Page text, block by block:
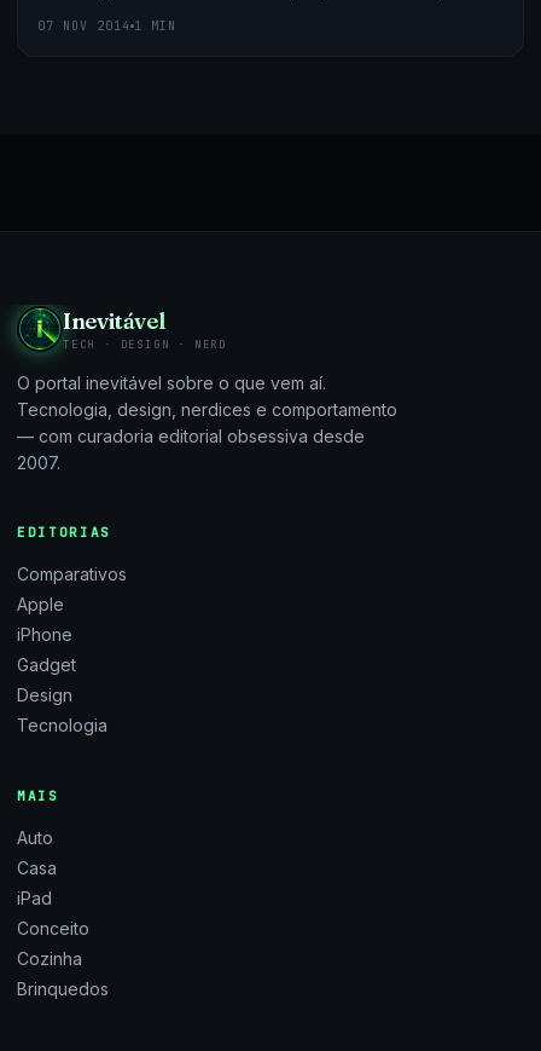
07 NOV 2014 1 MIN
Inevitável
TECH · DESIGN · NERD
O portal inevitável sobre o que vem aí.
Tecnologia, design, nerdices e comportamento
— com curadoria editorial obsessiva desde
2007.
EDITORIAS
Comparativos
Apple
iPhone
Gadget
Design
Tecnologia
MAIS
Auto
Casa
iPad
Conceito
Cozinha
Brinquedos